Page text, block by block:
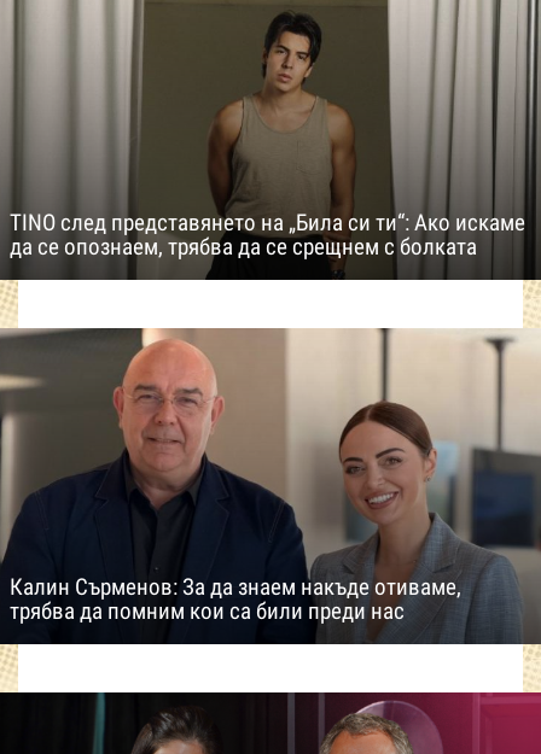
TINO след представянето на „Била си ти“: Ако искаме
да се опознаем, трябва да се срещнем с болката
Калин Сърменов: За да знаем накъде отиваме,
трябва да помним кои са били преди нас